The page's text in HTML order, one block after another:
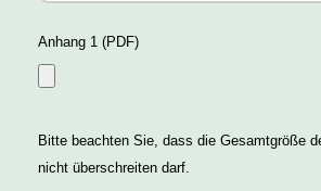
Anhang 1 (PDF)
Bitte beachten Sie, dass die Gesamtgröße
nicht überschreiten darf.